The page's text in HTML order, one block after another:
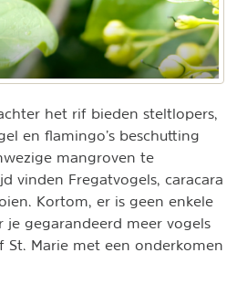
het rif bieden steltlopers,
en flamingo’s beschutting
mangroven te
vinden Fregatvogels, caracara
Kortom, er is geen enkele
je gegarandeerd meer vogels
St. Marie met een onderkomen